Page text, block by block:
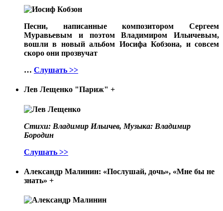
Песни, написанные композитором Сергеем
Муравьевым и поэтом Владимиром Ильичевым,
вошли в новый альбом Иосифа Кобзона, и совсем
скоро они прозвучат
… Слушать >>
Лев Лещенко "Париж" +
Стихи: Владимир Ильичев, Музыка: Владимир
Бородин
Слушать >>
Александр Малинин: «Послушай, дочь», «Мне бы не
знать» +